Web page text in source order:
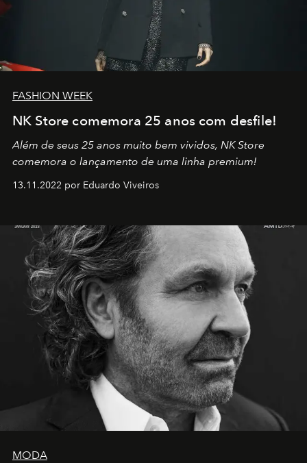
FASHION WEEK
NK Store comemora 25 anos com desfile!
Além de seus 25 anos muito bem vividos, NK Store
comemora o lançamento de uma linha premium!
13.11.2022 por Eduardo Viveiros
MODA